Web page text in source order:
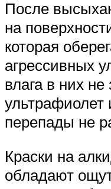
После
на
которая
агрессивных
влага в них не
ультрафиолет
перепады не
Краски на
обладают